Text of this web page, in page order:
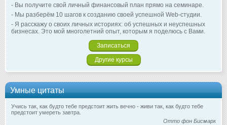
- Вы получите свой личный финансовый план прямо на семинаре.
- Мы разберём 10 шагов к созданию своей успешной Web-студии.
- Я расскажу о своих личных историях: об успешных и неуспешных
бизнесах. Это мой многолетний опыт, которым я поделюсь с Вами.
Записаться
Другие курсы
Умные цитаты
Учись так, как будто тебе предстоит жить вечно - живи так, как будто тебе
предстоит умереть завтра.
Отто фон Бисмарк